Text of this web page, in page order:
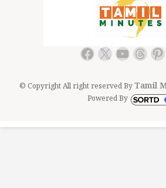
Facebook
X
© Copyright All right reserved ByTamil
Powered By